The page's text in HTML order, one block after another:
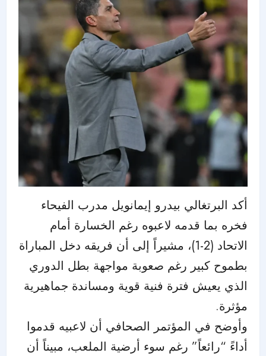
أكد البرتغالي بيدرو إيمانويل مدرب الفيحاء
فخره بما قدمه لاعبوه رغم الخسارة أمام
الاتحاد (2-1)، مشيراً إلى أن فريقه دخل المباراة
بطموح كبير رغم صعوبة مواجهة بطل الدوري
الذي يعيش فترة فنية قوية ومساندة جماهيرية
مؤثرة.
وأوضح في المؤتمر الصحافي أن لاعبيه قدموا
أداءً “رائعاً” رغم سوء أرضية الملعب، مبيناً أن